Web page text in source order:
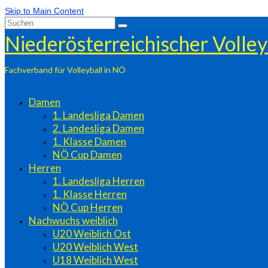
Skip to Main Content
Suchen
nach:
Niederösterreichischer
Fachverband für Volleyball in NÖ
Damen
1. Landesliga Damen
2. Landesliga Damen
1. Klasse Damen
NÖ Cup Damen
Herren
1. Landesliga Herren
1. Klasse Herren
NÖ Cup Herren
Nachwuchs weiblich
U20 Weiblich Ost
U20 Weiblich West
U18 Weiblich West